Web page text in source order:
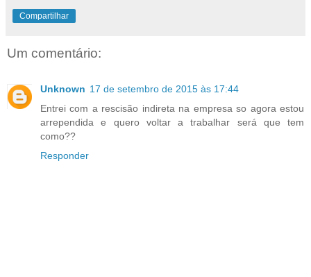
Compartilhar
Um comentário:
Unknown 17 de setembro de 2015 às 17:44
Entrei com a rescisão indireta na empresa so agora estou
arrependida e quero voltar a trabalhar será que tem
como??
Responder